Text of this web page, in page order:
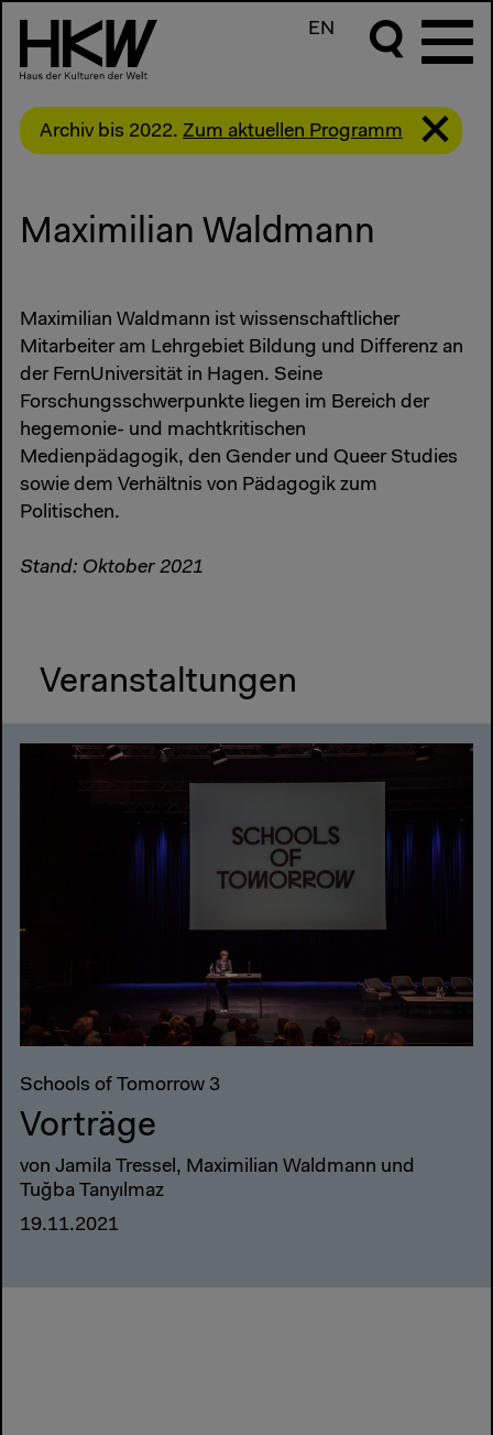
EN
Archiv bis 2022. Zum aktuellen Programm
Maximilian Waldmann
Maximilian Waldmann ist wissenschaftlicher
Mitarbeiter am Lehrgebiet Bildung und Differenz an
der FernUniversität in Hagen. Seine
Forschungsschwerpunkte liegen im Bereich der
hegemonie- und machtkritischen
Medienpädagogik, den Gender und Queer Studies
sowie dem Verhältnis von Pädagogik zum
Politischen.
Stand: Oktober 2021
Veranstaltungen
Schools of Tomorrow 3
Vorträge
von Jamila Tressel, Maximilian Waldmann und
Tuğba Tanyılmaz
19.11.2021